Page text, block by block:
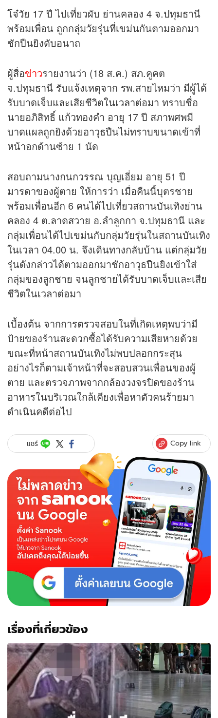
โจ๋วัย 17 ปี ไปเที่ยวผับ ย่านคลอง 4 จ.ปทุมธานี
พร้อมเพื่อน ถูกกลุ่มวัยรุ่นที่เขม่นกันตามออกมา
ชักปืนยิงดับอนาถ
ผู้สื่อข่าวรายงานว่า (18 ส.ค.) สภ.คูคต
จ.ปทุมธานี รับแจ้งเหตุจาก รพ.สายไหมว่า มีผู้ได้
รับบาดเจ็บและเสียชีวิตในเวลาต่อมา ทราบชื่อ
นายอภิสิทธิ์ แก้วทองคำ อายุ 17 ปี สภาพศพมี
บาดแผลถูกยิงด้วยอาวุธปืนไม่ทราบขนาดเข้าที่
หน้าอกด้านซ้าย 1 นัด
สอบถามนางกนกวรรณ บุญเอี่ยม อายุ 51 ปี
มารดาของผู้ตาย ให้การว่า เมื่อคืนนี้บุตรชาย
พร้อมเพื่อนอีก 6 คนได้ไปเที่ยวสถานบันเทิงย่าน
คลอง 4 ต.ลาดสวาย อ.ลำลูกกา จ.ปทุมธานี และ
กลุ่มเพื่อนได้ไปเขม่นกับกลุ่มวัยรุ่นในสถานบันเทิง
ในเวลา 04.00 น. จึงเดินทางกลับบ้าน แต่กลุ่มวัย
รุ่นดังกล่าวได้ตามออกมาชักอาวุธปืนยิงเข้าใส่
กลุ่มของลูกชาย จนลูกชายได้รับบาดเจ็บและเสีย
ชีวิตในเวลาต่อมา
เบื้องต้น จากการตรวจสอบในที่เกิดเหตุพบว่ามี
ป้ายของร้านสะดวกซื้อได้รับความเสียหายด้วย
ขณะที่หน้าสถานบันเทิงไม่พบปลอกกระสุน
อย่างไรก็ตามเจ้าหน้าที่จะสอบสวนเพื่อนของผู้
ตาย และตรวจภาพจากกล้องวงจรปิดของร้าน
อาหารในบริเวณใกล้เคียงเพื่อหาตัวคนร้ายมา
ดำเนินคดีต่อไป
แชร์ Copy link
เรื่องที่เกี่ยวข้อง